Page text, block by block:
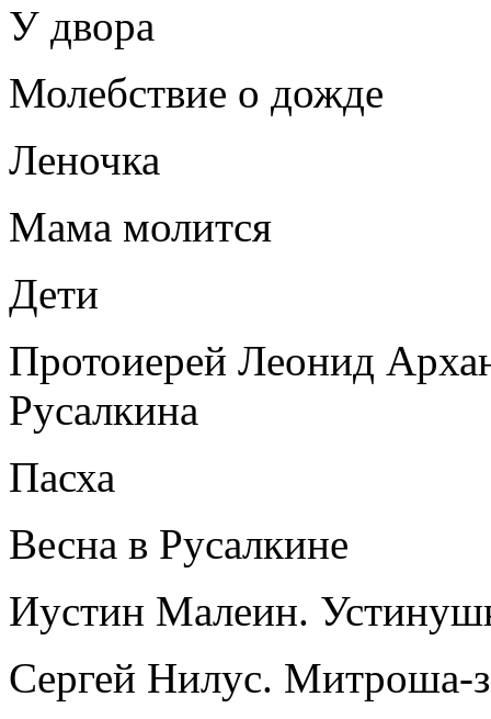
У двора
Молебствие о дожде
Леночка
Мама молится
Дети
Протоиерей Леонид
Русалкина
Пасха
Весна в Русалкине
Иустин Малеин.
Сергей Нилус. Митроша-